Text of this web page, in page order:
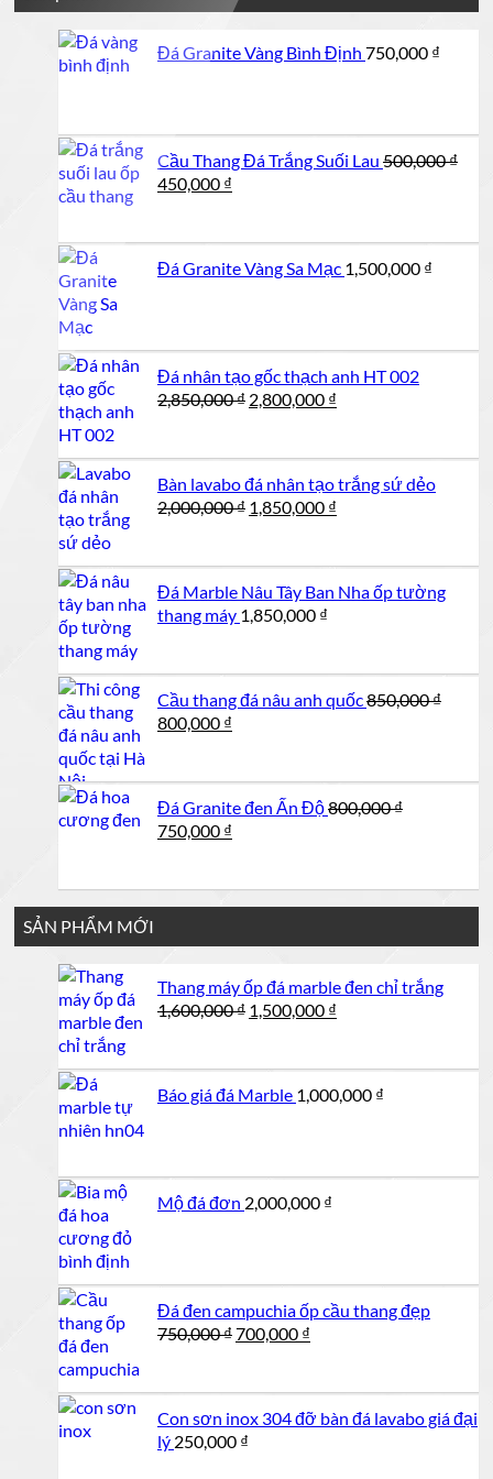
Đá Granite Vàng Bình Định 750,000 ₫
Cầu Thang Đá Trắng Suối Lau 500,000₫
Giá
450,000 ₫
450,000 ₫.
Đá Granite Vàng Sa Mạc 1,500,000 ₫
Đá nhân tạo gốc thạch anh HT 002
2,850,000₫ Giá
2,800,000 ₫
2,800,000 ₫.
Bàn lavabo đá nhân tạo trắng sứ dẻo
2,000,000₫ Giá
1,850,000 ₫
1,850,000 ₫.
Đá Marble Nâu Tây Ban Nha ốp tường
thang máy 1,850,000 ₫
Cầu thang đá nâu anh quốc850,000₫
Giá
800,000 ₫
800,000 ₫.
Đá Granite đen Ấn Độ800,000₫
Giá
750,000 ₫
SẢN PHẨM MỚI
Thang máy ốp đá marble đen chỉ trắng
1,600,000₫ Giá
1,600,000 ₫.
1,500,000 ₫
1,500,000 ₫.
Báo giá đá Marble 1,000,000 ₫
Mộ đá đơn 2,000,000 ₫
Đá đen campuchia ốp cầu thang đẹp
750,000₫Giá
700,000 ₫
700,000 ₫.
Con sơn inox 304 đỡ bàn đá lavabo giá đại
lý 250,000 ₫